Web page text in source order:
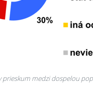
prieskum medzi dospelou